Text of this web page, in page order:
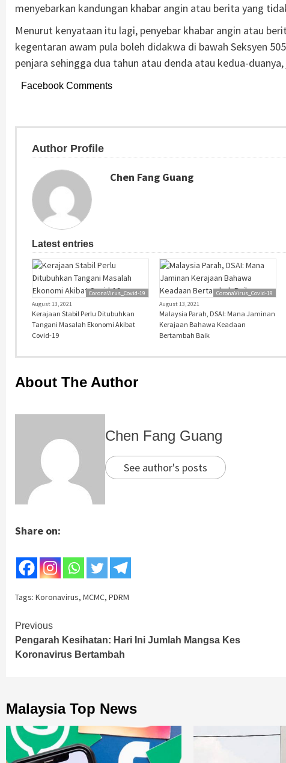
menyebarkan kandungan khabar angin atau berita yang
Menurut kenyataan itu lagi, penyebar khabar angin atau
kegentaran awam pula boleh didakwa di bawah Seksyen
penjara sehingga dua tahun atau denda atau kedua-
Facebook Comments
Author Profile
Chen Fang Guang
Latest entries
CoronaVirus_Covid-19
August 13, 2021
Kerajaan Stabil Perlu Ditubuhkan
Tangani Masalah Ekonomi Akibat
Covid-19
CoronaVirus_Covid-19
August 13, 2021
Malaysia Parah, DSAI: Mana Jaminan
Kerajaan Bahawa Keadaan
Bertambah Baik
About The Author
Chen Fang Guang
See author's posts
Share on:
Tags: Koronavirus, MCMC, PDRM
Continue
Reading
Previous
Pengarah Kesihatan: Hari Ini Jumlah Mangsa Kes
Koronavirus Bertambah
Malaysia Top News